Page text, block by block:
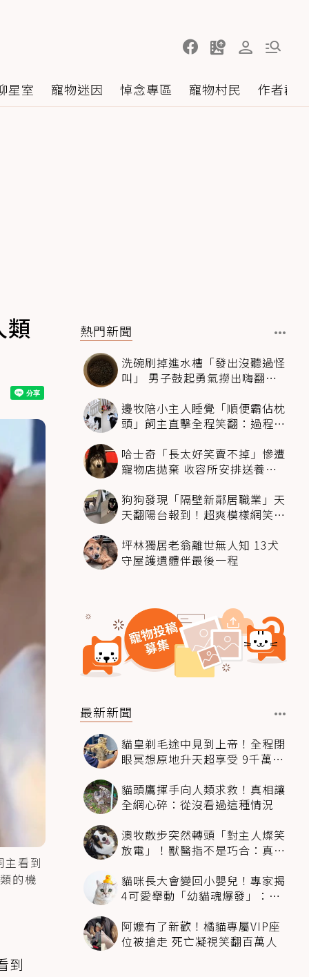
星室 寵物迷因 悼念專區 寵物村民 作者群
類
看到
的機
到
熱門新聞
洗碗刷掉進水槽「發出沒聽過怪
叫」 男子鼓起勇氣撈出嗨翻：
邊牧陪小主人睡覺「順便霸佔枕
頭」飼主直擊全程笑翻：過程絲
哈士奇「長太好笑賣不掉」慘遭
寵物店拋棄 收容所安排送養活
狗狗發現「隔壁新鄰居職業」天
天翻陽台報到！超爽模樣網笑
坪林獨居老翁離世無人知 13犬
守屋護遺體伴最後一程
最新新聞
貓皇剃毛途中見到上帝！全程閉
眼冥想原地升天超享受 9千萬人
貓頭鷹揮手向人類求救！真相讓
全網心碎：從沒看過這種情況
澳牧散步突然轉頭「對主人燦笑
放電」！獸醫指不是巧合：真相
貓咪長大會變回小嬰兒！專家揭
4可愛舉動「幼貓魂爆發」：本
阿嬤有了新歡！橘貓專屬VIP座
位被搶走 死亡凝視笑翻百萬人